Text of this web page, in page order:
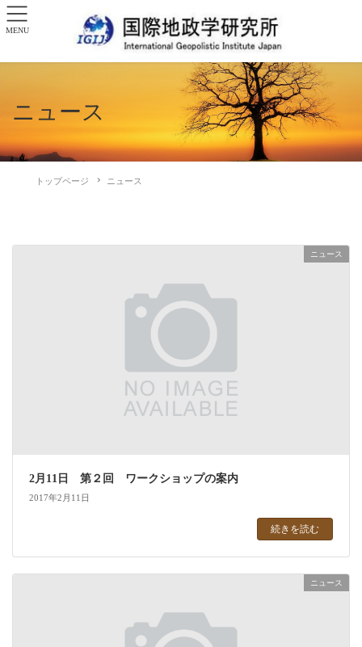
ニュース
トップページ ニュース
ニュース
2月11日 第２回 ワークショップの案内
2017年2月11日
続きを読む
ニュース
MENU